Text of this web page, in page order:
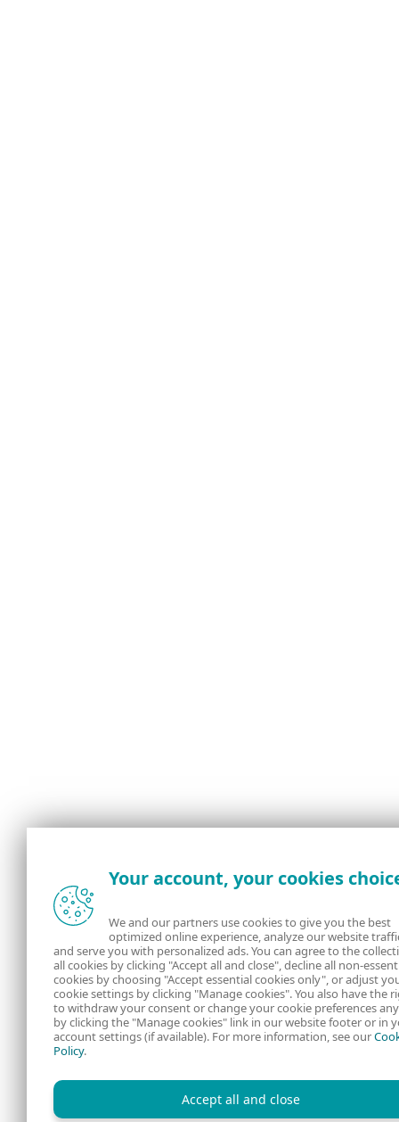
Your account, your cookies
We and our partners use cookies to give you the best
optimized online experience, analyze our website
and serve you with personalized ads. You can agree to the
all cookies by clicking "Accept all and close", decline all non-
cookies by choosing "Accept essential cookies only", or adjust
cookie settings by clicking "Manage cookies". You also have the
to withdraw your consent or change your cookie preferences
by clicking the "Manage cookies" link in our website footer or in
account settings (if available). For more information, see our
Policy.
Accept all and close